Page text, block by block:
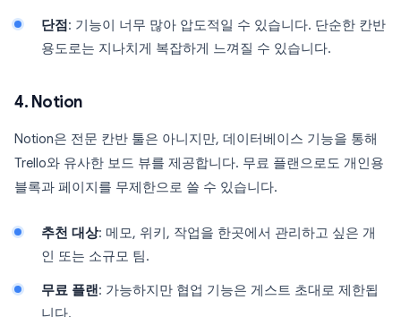
단점: 기능이 너무 많아 압도적일 수 있습니다. 단순한 칸반
용도로는 지나치게 복잡하게 느껴질 수 있습니다.
4. Notion
Notion은 전문 칸반 툴은 아니지만, 데이터베이스 기능을 통해
Trello와 유사한 보드 뷰를 제공합니다. 무료 플랜으로도 개인용
블록과 페이지를 무제한으로 쓸 수 있습니다.
추천 대상: 메모, 위키, 작업을 한곳에서 관리하고 싶은 개
인 또는 소규모 팀.
무료 플랜: 가능하지만 협업 기능은 게스트 초대로 제한됩
니다.